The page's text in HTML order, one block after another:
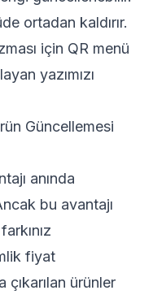
ortadan kaldırır.
için QR menü
yazımızı
Güncellemesi
anında
bu avantajı
fiyat
ürünler